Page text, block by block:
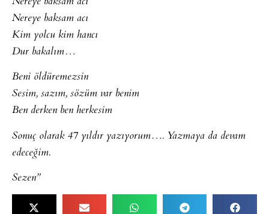
Nereye baksam acı
Kim yolcu kim hancı
Dur bakalım…
Beni öldüremezsin
Sesim, sazım, sözüm var benim
Ben derken ben herkesim
Sonuç olarak 47 yıldır yazıyorum…. Yazmaya da devam
edeceğim.
Sezen”